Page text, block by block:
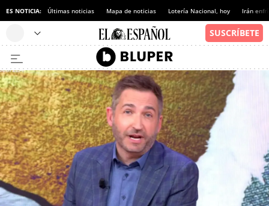
ES NOTICIA: Últimas noticias Mapa de noticias Lotería Nacional, hoy Irán